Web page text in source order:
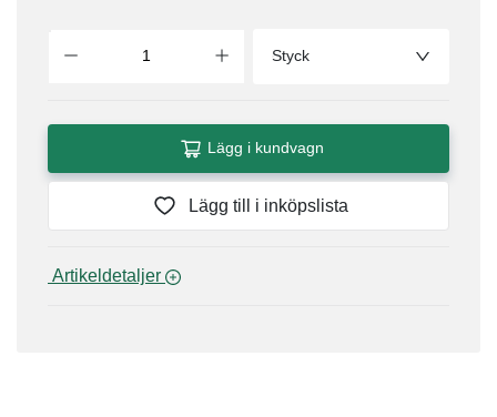
Styck
Lägg i kundvagn
Lägg till i inköpslista